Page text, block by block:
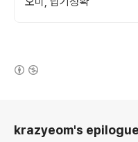
krazyeom's epilogue